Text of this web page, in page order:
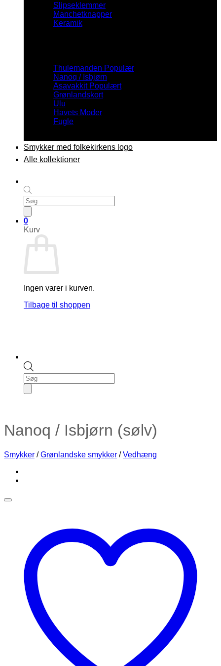
Products
search
0
Kurv
Ingen varer i kurven.
Tilbage til shoppen
Slipseklemmer
Manchetknapper
Keramik
Thulemanden
Nanoq / Isbjørn
Asavakkit
Grønlandskort
Ulu
Havets Moder
Fugle
Smykker med folkekirkens logo
Alle kollektioner
Products
search
Nanoq / Isbjørn (sølv)
Smykker / Grønlandske smykker / Vedhæng